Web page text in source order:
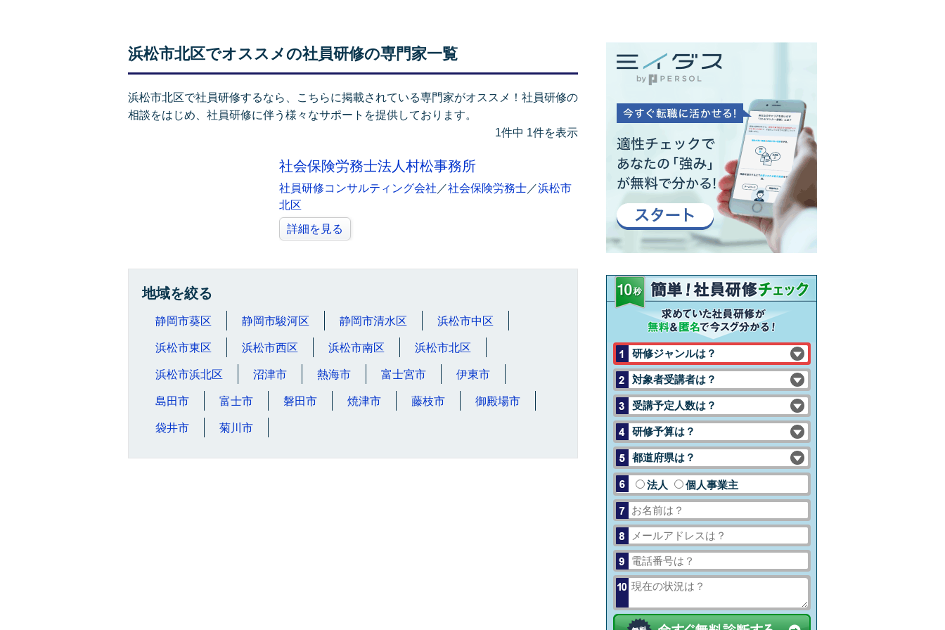
浜松市北区でオススメの社員研修の専門家一覧
浜松市北区で社員研修するなら、こちらに掲載されている専門家がオススメ！社員研修の
相談をはじめ、社員研修に伴う様々なサポートを提供しております。
1件中 1件を表示
社会保険労務士法人村松事務所
社員研修コンサルティング会社 ／社会保険労務士／浜松市
北区
詳細を見る
地域を絞る
静岡市葵区 静岡市駿河区 静岡市清水区 浜松市中区
浜松市東区 浜松市西区 浜松市南区 浜松市北区
浜松市浜北区 沼津市 熱海市 富士宮市 伊東市
島田市 富士市 磐田市 焼津市 藤枝市 御殿場市
袋井市 菊川市
研修ジャンルは？
対象者受講者は？
受講予定人数は？
研修予算は？
都道府県は？
法人 個人事業主